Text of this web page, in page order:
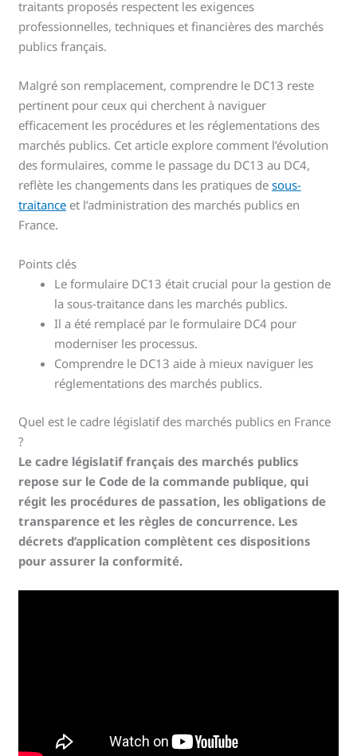
traitants proposés respectent les exigences
professionnelles, techniques et financières des marchés
publics français.
Malgré son remplacement, comprendre le DC13 reste
pertinent pour ceux qui cherchent à naviguer
efficacement les procédures et les réglementations des
marchés publics. Cet article explore comment l’évolution
des formulaires, comme le passage du DC13 au DC4,
reflète les changements dans les pratiques desous-
traitance et l’administration des marchés publics en
France.
Points clés
Le formulaire DC13 était crucial pour la gestion de
la sous-traitance dans les marchés publics.
Il a été remplacé par le formulaire DC4 pour
moderniser les processus.
Comprendre le DC13 aide à mieux naviguer les
réglementations des marchés publics.
Quel est le cadre législatif des marchés publics en France
?
Le cadre législatif français des marchés publics
repose sur le Code de la commande publique, qui
régit les procédures de passation, les obligations de
transparence et les règles de concurrence. Les
décrets d’application complètent ces dispositions
pour assurer la conformité.